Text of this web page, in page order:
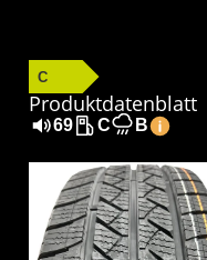
C
Produktdatenblatt
69 C B